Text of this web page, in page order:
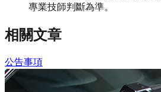
專業技師判斷為準。
相關文章
公告事項